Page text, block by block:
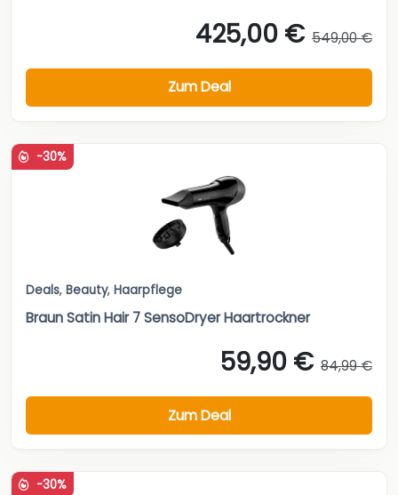
425,00 € 549,00 €
Zum Deal
-30%
Deals, Beauty, Haarpflege
Braun Satin Hair 7 SensoDryer Haartrockner
59,90 € 84,99 €
Zum Deal
-30%